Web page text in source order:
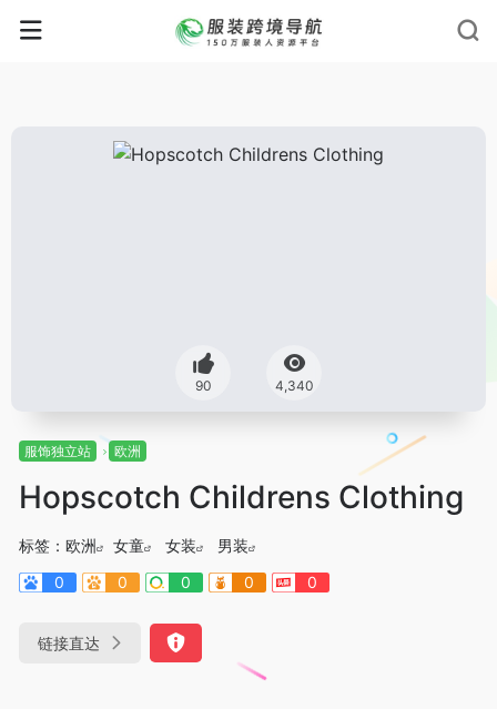
90 4,340
服饰独立站 欧洲
Hopscotch Childrens Clothing
标签： 欧洲 女童 女装
男装
0
0 0 0 0
链接直达